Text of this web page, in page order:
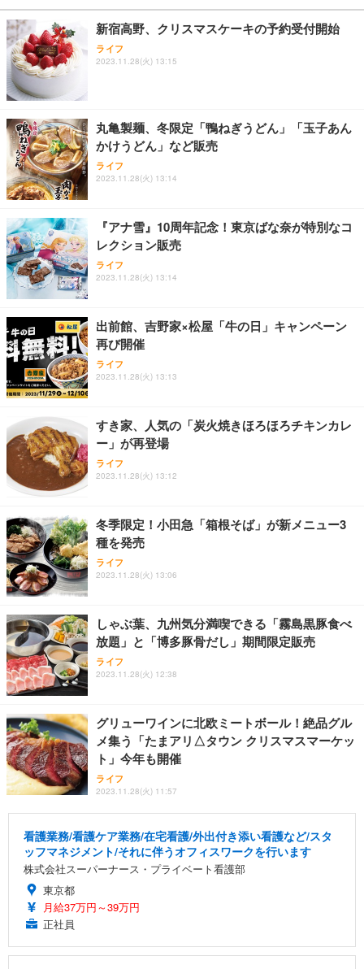
￥27,999
Sezlife オフィスチェア デスクチェア 疲れない テレ
ョン PCチェア 通気性メッシュ ゲーミング/勉強/事
務用 おしゃれ パソコンチェア (ブラック)
Sezlife オフィスチェア デスクチェア 疲れない テレ
ワーク チェア 強化バックレスト 30度ロッキング機
能 人間工学 椅子 腰サポート 90度跳ね上げ式アーム
務用 おしゃれ パソコンチェア (ホワイト)
ANDWINT オフィスチェア デスクチェア 肘なし メ
ッシュ 通気性 ランバーサポート付き 腰サポート ガ
ス圧無段階昇降 360度回転 キャスター付き コンパク
【純正品】27"ゲーミングモニター DualSense 充電
【整備済み品】Dell E2724HS 27インチ 液晶モニタ
ー フルHD（1920×1080）VA 非光沢 HDMI/DisplayP
ort/VGA スピーカー内蔵 高さ調整 スイベル VESA対
【MiniLED/24.5inch/280Hz/FHD】GRAPHT THE S
HOOTER Gaming Monitor 24” Essential ゲーミン
グモニター QD 24.5インチ 1ms FHD 量子ドット 残
￥3,234
ネオ・ルーライフ ネオ・オムツ L 中型犬用 26枚入
Smart Basic(スマートベーシック) 【Amazon.co.jp
限定】 Smart Basic アイリスオーヤマ ペットシーツ
超厚型 お徳用 ワイド 100枚入 (x 1) (ケース販売)
ュラー 200枚入【Amazon.co.jp限定】
新宿高野、クリスマスケーキの予約受付開始
ライフ
2023.11.28(火) 13:15
丸亀製麺、冬限定「鴨ねぎうどん」「玉子あん
かけうどん」など販売
ライフ
2023.11.28(火) 13:14
『アナ雪』10周年記念！東京ばな奈が特別なコ
レクション販売
ライフ
2023.11.28(火) 13:14
出前館、吉野家×松屋「牛の日」キャンペーン
再び開催
ライフ
2023.11.28(火) 13:13
すき家、人気の「炭火焼きほろほろチキンカレ
ー」が再登場
ライフ
2023.11.28(火) 13:12
冬季限定！小田急「箱根そば」が新メニュー3
種を発売
ライフ
2023.11.28(火) 13:06
しゃぶ葉、九州気分満喫できる「霧島黒豚食べ
放題」と「博多豚骨だし」期間限定販売
ライフ
2023.11.28(火) 12:38
グリューワインに北欧ミートボール！絶品グル
メ集う「たまアリ△タウン クリスマスマーケッ
ト」今年も開催
ライフ
2023.11.28(火) 11:57
看護業務/看護ケア業務/在宅看護/外出付き添い看護など/スタ
ッフマネジメント/それに伴うオフィスワークを行います
株式会社スーパーナース・プライベート看護部
東京都
月給37万円～39万円
正社員